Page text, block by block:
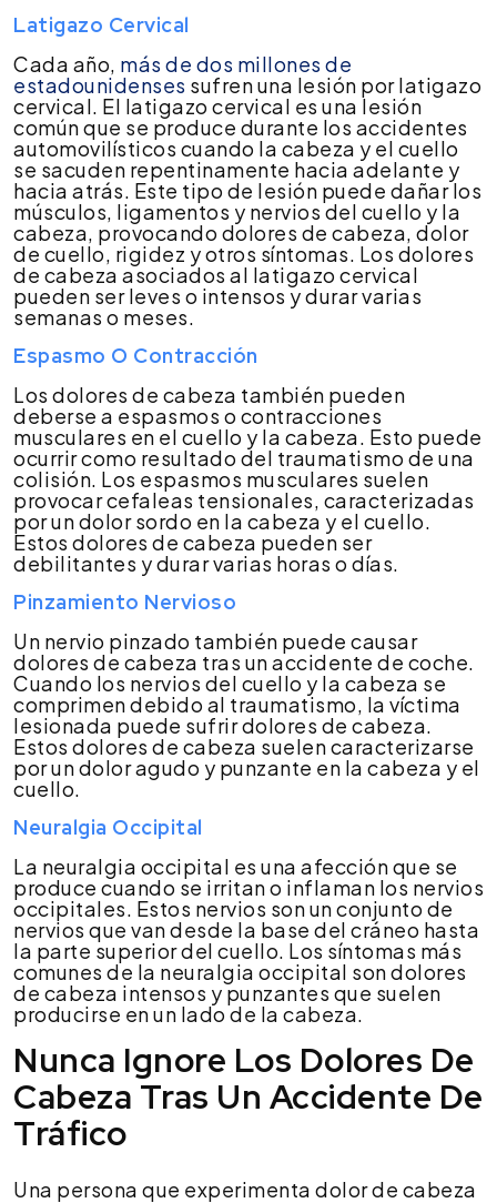
Latigazo Cervical
Cada año, más de dos millones de
estadounidenses sufren una lesión por latigazo
cervical. El latigazo cervical es una lesión
común que se produce durante los accidentes
automovilísticos cuando la cabeza y el cuello
se sacuden repentinamente hacia adelante y
hacia atrás. Este tipo de lesión puede dañar los
músculos, ligamentos y nervios del cuello y la
cabeza, provocando dolores de cabeza, dolor
de cuello, rigidez y otros síntomas. Los dolores
de cabeza asociados al latigazo cervical
pueden ser leves o intensos y durar varias
semanas o meses.
Espasmo O Contracción
Los dolores de cabeza también pueden
deberse a espasmos o contracciones
musculares en el cuello y la cabeza. Esto puede
ocurrir como resultado del traumatismo de una
colisión. Los espasmos musculares suelen
provocar cefaleas tensionales, caracterizadas
por un dolor sordo en la cabeza y el cuello.
Estos dolores de cabeza pueden ser
debilitantes y durar varias horas o días.
Pinzamiento Nervioso
Un nervio pinzado también puede causar
dolores de cabeza tras un accidente de coche.
Cuando los nervios del cuello y la cabeza se
comprimen debido al traumatismo, la víctima
lesionada puede sufrir dolores de cabeza.
Estos dolores de cabeza suelen caracterizarse
por un dolor agudo y punzante en la cabeza y el
cuello.
Neuralgia Occipital
La neuralgia occipital es una afección que se
produce cuando se irritan o inflaman los nervios
occipitales. Estos nervios son un conjunto de
nervios que van desde la base del cráneo hasta
la parte superior del cuello. Los síntomas más
comunes de la neuralgia occipital son dolores
de cabeza intensos y punzantes que suelen
producirse en un lado de la cabeza.
Nunca Ignore Los Dolores De
Cabeza Tras Un Accidente De
Tráfico
Una persona que experimenta dolor de cabeza